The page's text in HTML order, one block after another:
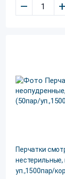
– +
Перчатки
нестерильные,
уп.,1500пар/